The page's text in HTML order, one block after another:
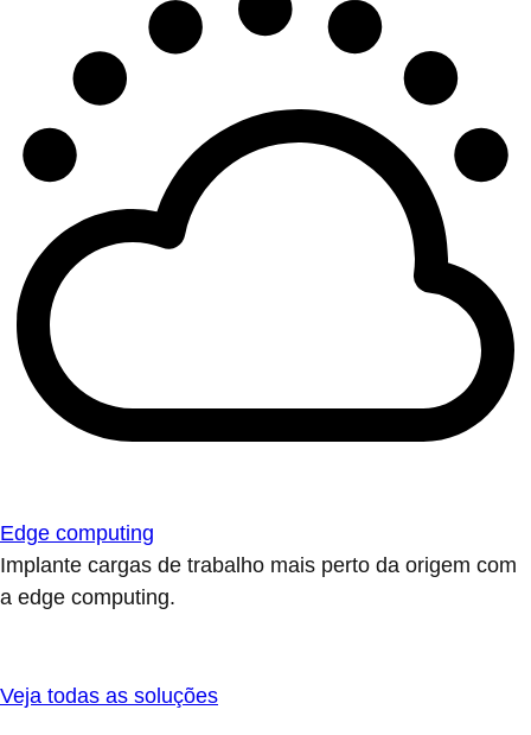
Edge computing
Implante cargas de trabalho mais perto da origem com
a edge computing.
Veja todas as soluções